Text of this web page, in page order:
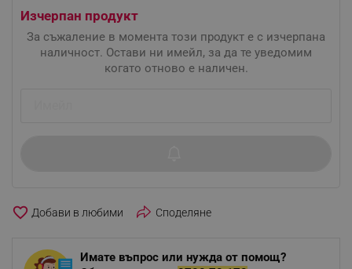
Изчерпан продукт
За съжаление в момента този продукт е с изчерпана
наличност. Остави ни имейл, за да те уведомим
когато отново е наличен.
favorite_border Споделяне
Имате въпрос или нужда от помощ?